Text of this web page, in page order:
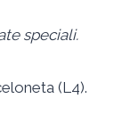
speciali.
(L4).